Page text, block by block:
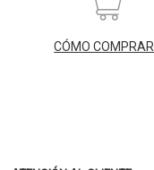
CÓMO COMPRAR